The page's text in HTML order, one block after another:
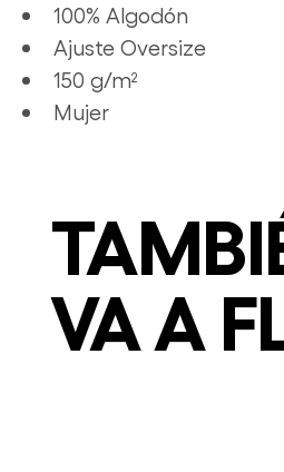
100% Algodón
Ajuste Oversize
150 g/m²
Mujer
VA A